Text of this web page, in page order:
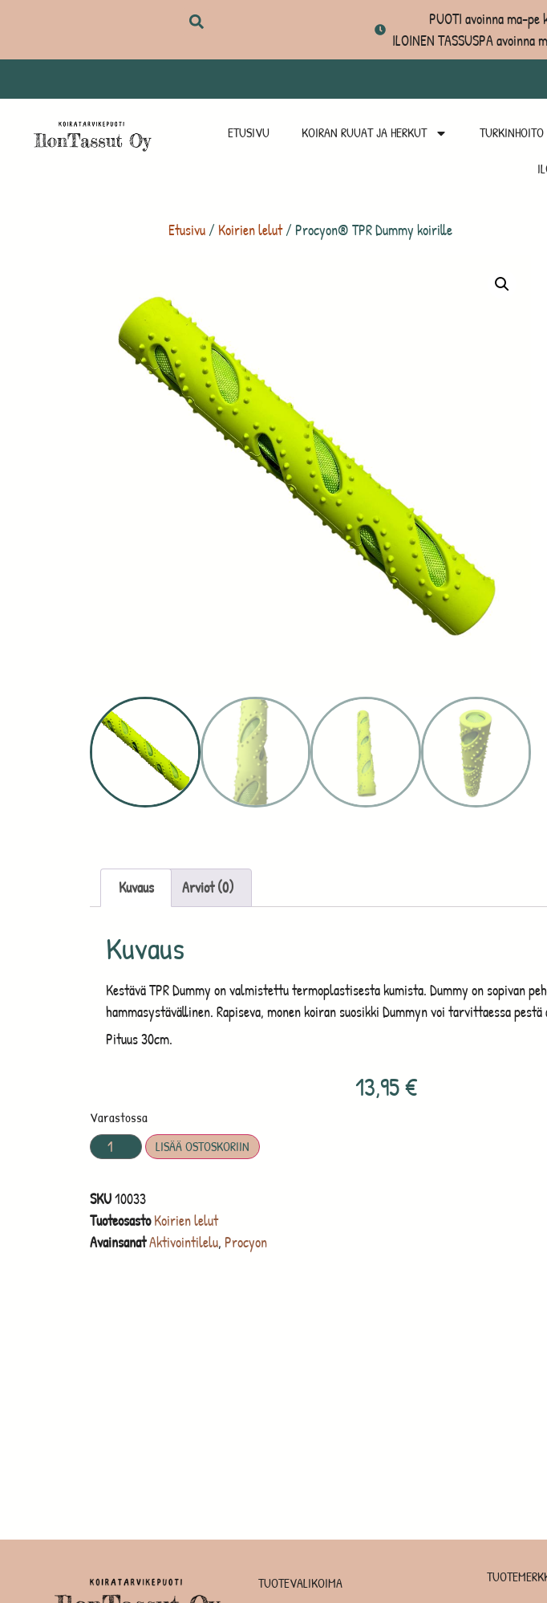
PUOTI avoinna ma-
ILOINEN TASSUSPA
ETUSIVU KOIRAN RUUAT JA HERKUT TURKINHOITO
Etusivu/Koirien lelut/ Procyon® TPR Dummy koirille
Kuvaus Arviot (0)
Kuvaus
Kestävä TPR Dummy on valmistettu termoplastisesta kumista. Dummy on sopivan
hammasystävällinen. Rapiseva, monen koiran suosikki Dummyn voi tarvittaessa pestä
Pituus 30cm.
13,95€
Varastossa
LISÄÄ OSTOSKORIIN
SKU10033
Tuoteosasto Koirien lelut
AvainsanatAktivointilelu, Procyon
TUOTEVALIKOIMA